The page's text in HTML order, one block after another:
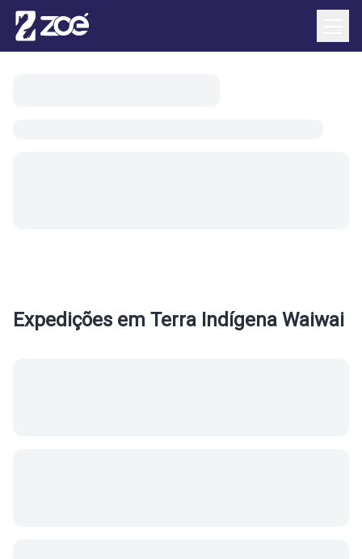
Início /Locais/Terra Indígena Waiwai
Expedições em Terra Indígena Waiwai